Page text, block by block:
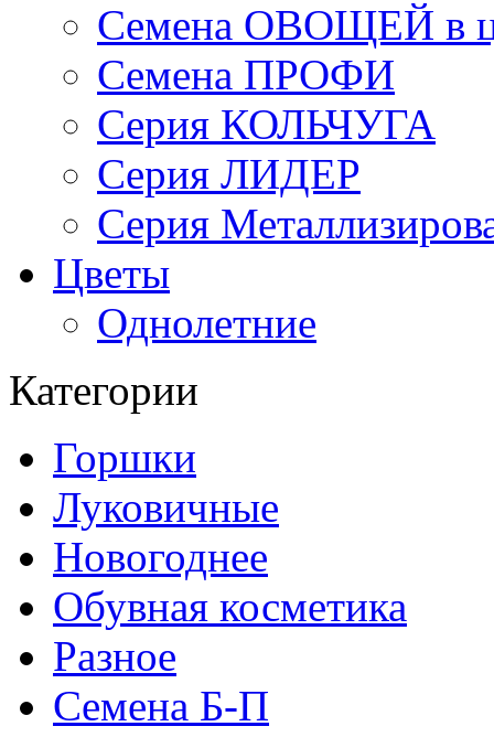
Семена ОВОЩЕЙ в
Семена ПРОФИ
Серия КОЛЬЧУГА
Серия ЛИДЕР
Серия
Цветы
Однолетние
Категории
Горшки
Луковичные
Новогоднее
Обувная косметика
Разное
Семена Б-П